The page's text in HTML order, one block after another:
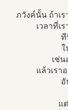
ภวังค์นั้น ถ้าเร
เวลาที่เ
ที
ใ
เช่น
แล้วเรา
อั
แ